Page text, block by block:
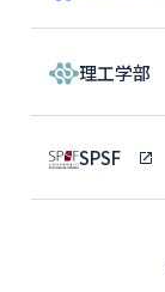
理工学部
SPSF